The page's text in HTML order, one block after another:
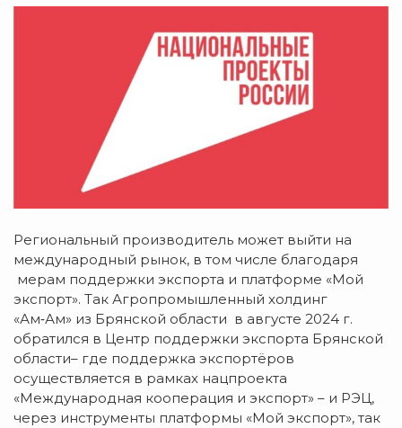
Региональный производитель может выйти на
международный рынок, в том числе благодаря
мерам поддержки экспорта и платформе «Мой
экспорт». Так Агропромышленный холдинг
«Ам‑Ам» из Брянской области в августе 2024 г.
обратился в Центр поддержки экспорта Брянской
области– где поддержка экспортёров
осуществляется в рамках нацпроекта
«Международная кооперация и экспорт» – и РЭЦ,
через инструменты платформы «Мой экспорт», так